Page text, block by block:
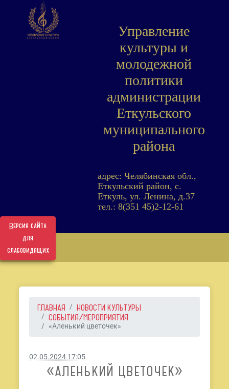
Версия сайта
для
слабовидящих
Управление
культуры и
молодежной
политики
администрации
Еткульского
муниципального
района
адрес: Челябинская обл.,
Еткульский район, с.
Еткуль, ул. Ленина, д.37
тел.: 8(351 45)2-12-61
ГЛАВНАЯ
НОВОСТИ КУЛЬТУРЫ
СОБЫТИЯ/МЕРОПРИЯТИЯ
«Аленький цветочек»
02.05.2024 17:05
«АЛЕНЬКИЙ ЦВЕТОЧЕК»